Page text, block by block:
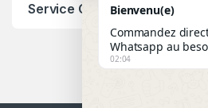
Service ClientBienvenu(e)
Commandez
Whatsapp au
02:04